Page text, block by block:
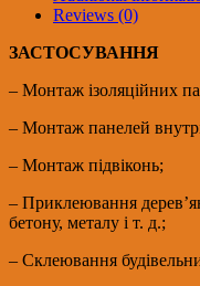
quantity
Reviews (0)
ЗАСТОСУВАННЯ
– Монтаж ізоляційних
– Монтаж панелей
– Монтаж підвіконь;
– Приклеювання
бетону, металу і т. д.;
– Склеювання